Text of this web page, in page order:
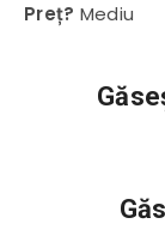
Preț? Mediu